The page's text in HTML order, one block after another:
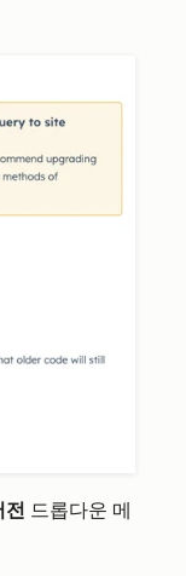
드롭다운 메